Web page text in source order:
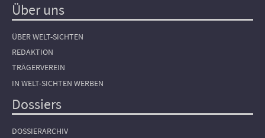
Über uns
ÜBER WELT-SICHTEN
REDAKTION
TRÄGERVEREIN
IN WELT-SICHTEN WERBEN
Dossiers
DOSSIERARCHIV